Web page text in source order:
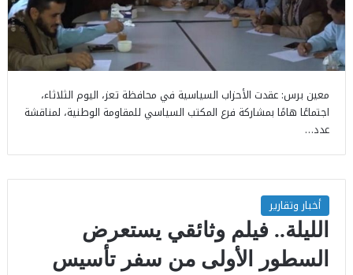
معين برس: عقدت الأحزاب السياسية في محافظة تعز، اليوم الثلاثاء،
اجتماعًا هامًا بمشاركة فرع المكتب السياسي للمقاومة الوطنية، لمناقشة
عدد…
أخبار وتقارير
الليلة.. فيلم وثائقي يستعرض
السطور الأولى من سفر تأسيس